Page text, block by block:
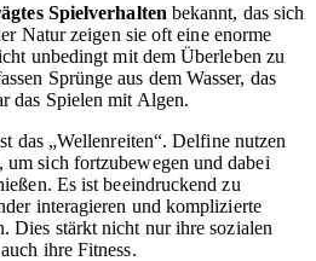
Spielverhalten bekannt, das sich
Natur zeigen sie oft eine enorme
unbedingt mit dem Überleben zu
Sprünge aus dem Wasser, das
das Spielen mit Algen.
das „Wellenreiten“. Delfine nutzen
sich fortzubewegen und dabei
Es ist beeindruckend zu
interagieren und komplizierte
Dies stärkt nicht nur ihre sozialen
ihre Fitness.